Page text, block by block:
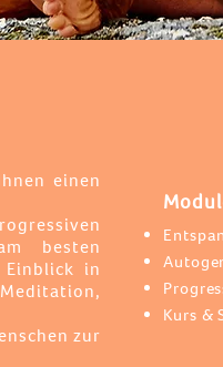
einen
besten
in
zur
Kurs &